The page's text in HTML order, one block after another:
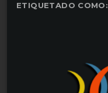
ETIQUETADO COMO: